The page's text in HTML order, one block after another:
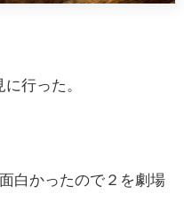
行った。
白かったので２を劇場